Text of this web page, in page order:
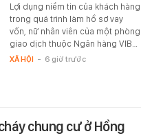
Lợi dụng niềm tin của khách hàng
trong quá trình làm hồ sơ vay
vốn, nữ nhân viên của một phòng
giao dịch thuộc Ngân hàng VIB…
XÃ HỘI - 6 giờ trước
chung cư ở Hồng